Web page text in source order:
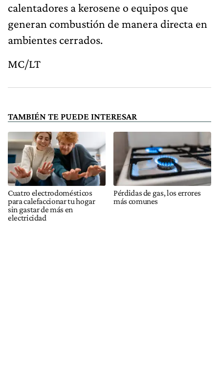
calentadores a kerosene o equipos que
generan combustión de manera directa en
ambientes cerrados.
MC/LT
TAMBIÉN TE PUEDE INTERESAR
Cuatro electrodomésticos
para calefaccionar tu hogar
sin gastar de más en
electricidad
Pérdidas de gas, los errores
más comunes